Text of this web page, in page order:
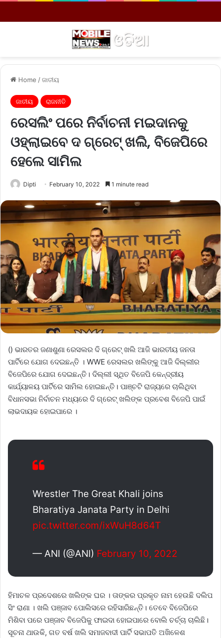
Home /ଜାତୀୟ
ଜାତୀୟ ରାଜନୀତି
ରେସଲିଂ ପରେ ନିର୍ବାଚନୀ ମଇଦାନକୁ
ଓହ୍ଲାଇବେ ଦ ଗ୍ରେଟ୍‌ ଖଲି, ବିଜେପିରେ
ହେଲେ ସାମିଲ
Dipti February 10, 2022 1 minute read
() ଭାରତର ଜଣାଶୁଣା ରେସଲର ଦି ଗ୍ରେଟ୍ ଖଲି ଆଜି ଭାରତୀୟ ଜନତା
ପାର୍ଟିରେ ଯୋଗ ଦେଇଛନ୍ତି । WWE ରେସଲର ଖଲିଙ୍କୁ ଆଜି ଦିଲ୍ଲୀର
ବିଜେପିରେ ଯୋଗ ଦେଇଛନ୍ତି। ଦିଲ୍ଲୀ ସ୍ଥିତ ବିଜେପି କେନ୍ଦ୍ରୀୟ
କାର୍ଯ୍ୟାଳୟ ପାର୍ଟିରେ ସାମିଲ ହୋଇଛନ୍ତି। ପାଞ୍ଚଟି ରାଜ୍ୟରେ ଚାଲିଥିବା
ବିଧାନସଭା ନିର୍ବାଚନ ମଧ୍ୟରେ ଦି ଗ୍ରେଟ୍ ଖଲିଙ୍କ ପ୍ରବେଶ ବିଜେପି ପାଇଁ
ଲାଭଦାୟକ ହୋଇପାରେ ।
Wrestler The Great Khali joins
Bharatiya Janata Party in Delhi
pic.twitter.com/ixWuH8d64T
— ANI (@ANI) February 10, 2022
ହିମାଚଳ ପ୍ରଦେଶରେ ଖଲିଙ୍କ ଘର । ତାଙ୍କର ପ୍ରକୃତ ନାମ ହେଉଛି ଦଲିପ
ସିଂ ରାଣା । ଖଲି ପଞ୍ଜାବ ପୋଲିସରେ ରହିସାରିଛନ୍ତି। ତେବେ ବିଜେପିରେ
ମିଶିବା ପରେ ପଞ୍ଜାବ ବିଜେପିକୁ ଫାଇଦା ହୋଇପାରେ ବୋଲି ଚର୍ଚ୍ଚା ଚାଲିଛି।
ସୂଚନା ଥାଉକି, ଗତ ବର୍ଷ ଖଲି ସମାଜବାଦୀ ପାର୍ଟି ସଭାପତି ଅଖିଳେଶ